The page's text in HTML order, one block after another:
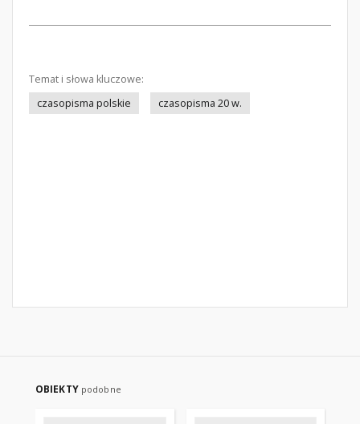
Temat i słowa kluczowe:
czasopisma polskie
czasopisma 20 w.
OBIEKTY podobne